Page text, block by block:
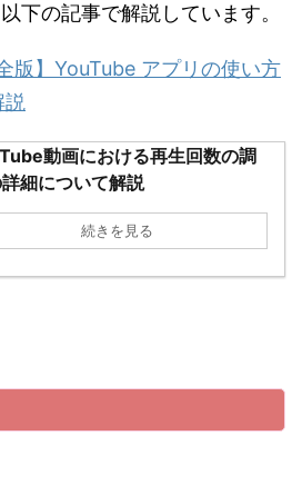
下の記事で解説しています。
版】YouTube アプリの使い方
動画における再生回数の調
細について解説
続きを見る